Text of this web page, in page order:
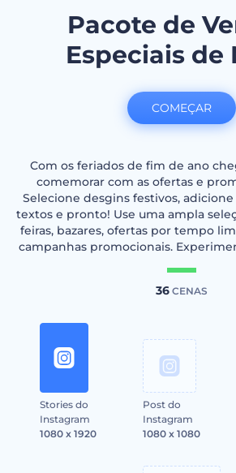
Pacote de
Especiais de
Com os feriados de fim de ano
comemorar com as ofertas e
Selecione desgins festivos,
textos e pronto! Use uma ampla
feiras, bazares, ofertas por tempo
campanhas promocionais.
36 CENAS
Stories do
Instagram
1080 x 1920
Post do
Instagram
1080 x 1080
COMEÇAR